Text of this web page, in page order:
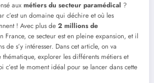
aux métiers du secteur paramédical ?
c’est un domaine qui déchire et où les
! Avec plus de 2 millions de
France, ce secteur est en pleine expansion, et il
de s’y intéresser. Dans cet article, on va
thématique, explorer les différents métiers et
c’est le moment idéal pour se lancer dans cette